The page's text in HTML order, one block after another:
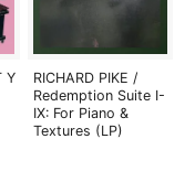
Y
RICHARD PIKE /
Redemption Suite I-
IX: For Piano &
Textures (LP)